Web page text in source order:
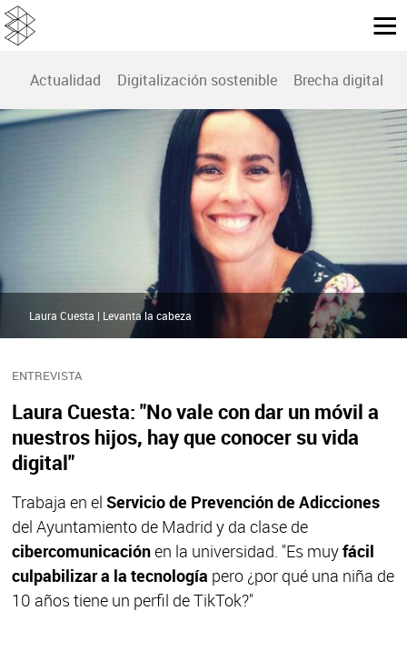
Actualidad Digitalización sostenible Brecha digital
ENTREVISTA
Laura Cuesta: "No vale con dar un móvil a
nuestros hijos, hay que conocer su vida
digital"
Trabaja en el Servicio de Prevención de Adicciones
del Ayuntamiento de Madrid y da clase de
cibercomunicaciónen la universidad. "Es muyfácil
culpabilizar a la tecnología pero ¿por qué una niña de
10 años tiene un perfil de TikTok?"
Laura Cuesta | Levanta la cabeza